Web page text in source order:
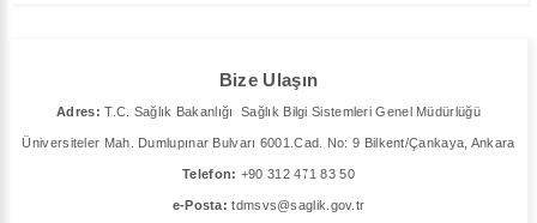
Bize Ulaşın
Adres:T.C. Sağlık Bakanlığı Sağlık Bilgi Sistemleri Genel Müdürlüğü
Üniversiteler Mah. Dumlupınar Bulvarı 6001.Cad. No: 9 Bilkent/Çankaya, Ankara
Telefon: +90 312 471 83 50
e-Posta:tdmsvs@saglik.gov.tr